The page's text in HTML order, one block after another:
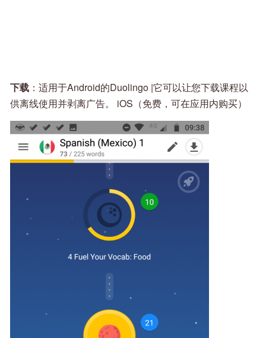
下载 ：适用于Android的Duolingo |它可以让您下载课程以
供离线使用并剥离广告。 iOS（免费，可在应用内购买）